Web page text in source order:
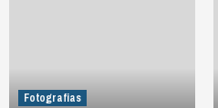
Fotografias